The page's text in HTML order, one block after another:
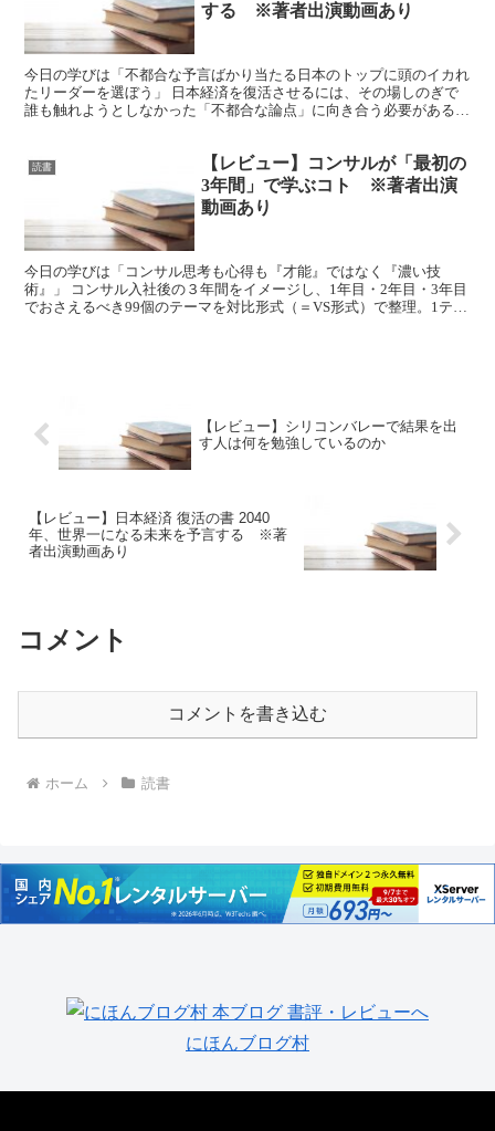
する ※著者出演動画あり
今日の学びは「不都合な予言ばかり当たる日本のトップに頭のイカれ
たリーダーを選ぼう」 日本経済を復活させるには、その場しのぎで
誰も触れようとしなかった「不都合な論点」に向き合う必要がある
読書
【レビュー】コンサルが「最初の
3年間」で学ぶコト ※著者出演
動画あり
今日の学びは「コンサル思考も心得も『才能』ではなく『濃い技
術』」 コンサル入社後の３年間をイメージし、1年目・2年目・3年目
でおさえるべき99個のテーマを対比形式（＝VS形式）で整理。1テー
【レビュー】シリコンバレーで結果を出
す人は何を勉強しているのか
【レビュー】日本経済 復活の書 2040
年、世界一になる未来を予言する ※著
者出演動画あり
コメント
コメントを書き込む
ホーム 読書
にほんブログ村